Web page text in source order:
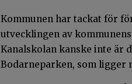
Kommunen har tackat för
utvecklingen av
Kanalskolan kanske inte är
Bodarneparken, som ligger